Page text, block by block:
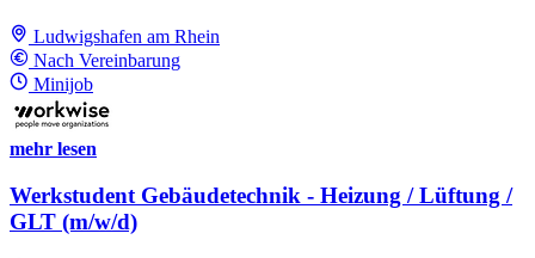
Ludwigshafen am Rhein
Nach Vereinbarung
Minijob
mehr lesen
Werkstudent Gebäudetechnik - Heizung / Lüftung /
GLT (m/w/d)